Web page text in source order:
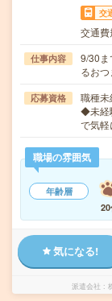
交
交通
仕事内容
9/30
るお
応募資格
職種未
◆未経
で気
職場の雰囲気
年齢層
気になる!
派遣会社